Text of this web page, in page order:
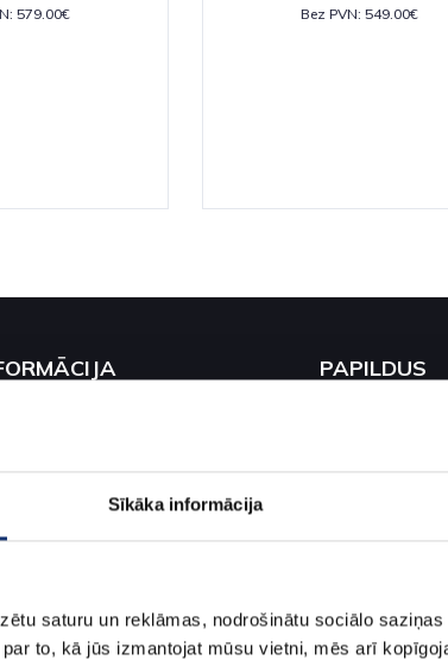
Sīkāka informācija
saturu un reklāmas, nodrošinātu sociālo
to, kā jūs izmantojat mūsu vietni, mēs arī
579.00€ Bez PVN: 549.00€
informācija
politika
PAPILDUS
Preču